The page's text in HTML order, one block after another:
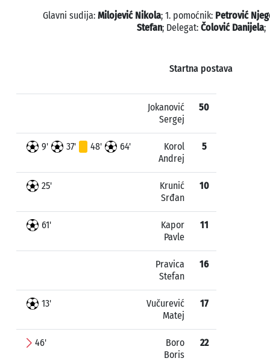
Glavni sudija: Milojević Nikola; 1. pomoćnik: Petrović
Stefan; Delegat: Čolović Danijela;
Startna postava
Jokanović
Sergej
50
9' 37' 48' 64'
Korol
Andrej
5
25'
Krunić
Srđan
10
61'
Kapor
Pavle
11
Pravica
Stefan
16
13'
Vučurević
Matej
17
46'
Boro
Boris
22